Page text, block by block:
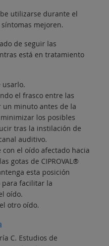
utilizarse durante el
mejoren.
de seguir las
está en tratamiento
usarlo.
el frasco entre las
un minuto antes de la
los posibles
tras la instilación de
auditivo.
con el oído afectado hacia
gotas de CIPROVAL®
esta posición
facilitar la
oído.
otro oído.
C. Estudios de